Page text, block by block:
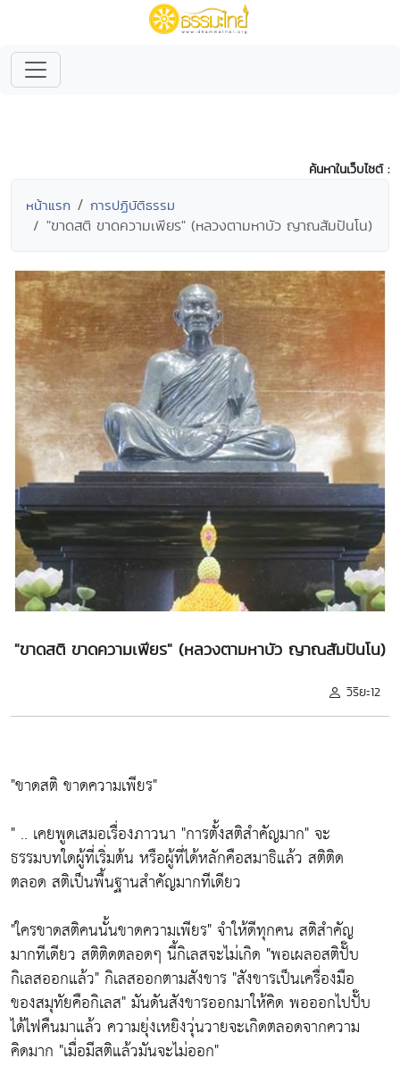
ค้นหาในเว็บไซต์ :
หน้าแรก การปฏิบัติธรรม
"ขาดสติ ขาดความเพียร" (หลวงตามหาบัว ญาณสัมปันโน)
"ขาดสติ ขาดความเพียร" (หลวงตามหาบัว ญาณสัมปันโน)
วิริยะ12
"ขาดสติ ขาดความเพียร"
" .. เคยพูดเสมอเรื่องภาวนา "การตั้งสติสำคัญมาก"จะ
ธรรมบทใดผู้ที่เริ่มต้น หรือผู้ที่ได้หลักคือสมาธิแล้ว สติติด
ตลอด สติเป็นพื้นฐานสำคัญมากทีเดียว
"ใครขาดสติคนนั้นขาดความเพียร"จำให้ดีทุกคน สติสำคัญ
มากทีเดียว สติติดตลอดๆ นี้กิเลสจะไม่เกิด "พอเผลอสติปั๊บ
กิเลสออกแล้ว" กิเลสออกตามสังขาร "สังขารเป็นเครื่องมือ
ของสมุทัยคือกิเลส"มันดันสังขารออกมาให้คิด พอออกไปปั๊บ
ได้ไฟคืนมาแล้ว ความยุ่งเหยิงวุ่นวายจะเกิดตลอดจากความ
คิดมาก "เมื่อมีสติแล้วมันจะไม่ออก"